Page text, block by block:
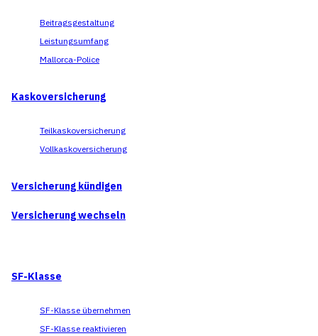
Beitragsgestaltung
Leistungsumfang
Mallorca-Police
Kaskoversicherung
Teilkaskoversicherung
Vollkaskoversicherung
Versicherung kündigen
Versicherung wechseln
SF-Klasse
SF-Klasse übernehmen
SF-Klasse reaktivieren